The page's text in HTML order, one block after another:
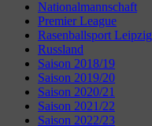
Nationalmannschaft
Premier League
Rasenballsport Leipzig
Russland
Saison 2018/19
Saison 2019/20
Saison 2020/21
Saison 2021/22
Saison 2022/23